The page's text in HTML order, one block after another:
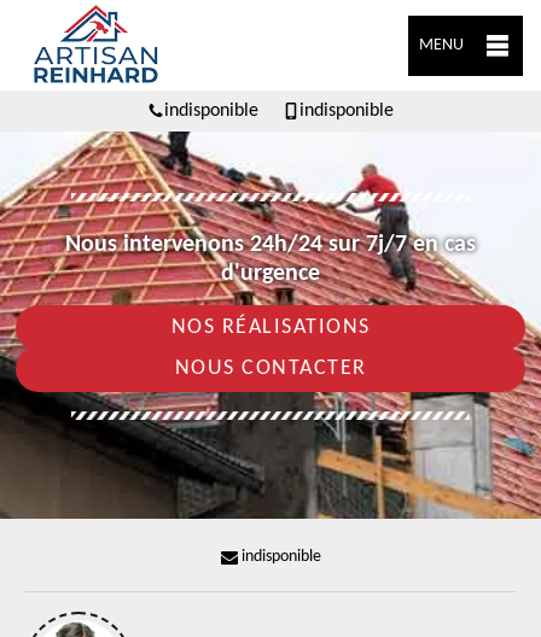
MENU
indisponible indisponible
Nous intervenons 24h/24 sur 7j/7 en cas
d'urgence
NOS RÉALISATIONS
NOUS CONTACTER
indisponible